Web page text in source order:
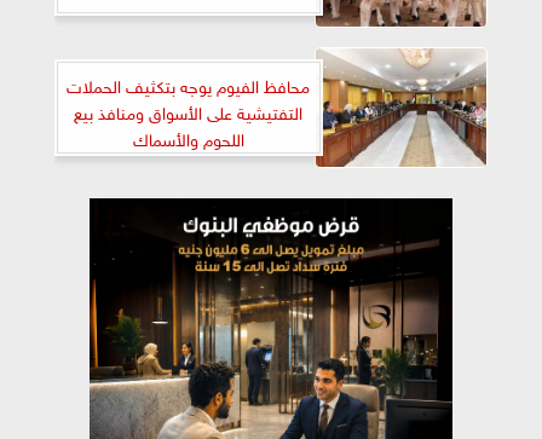
محافظ الفيوم يوجه بتكثيف الحملات
التفتيشية على الأسواق ومنافذ بيع
اللحوم والأسماك